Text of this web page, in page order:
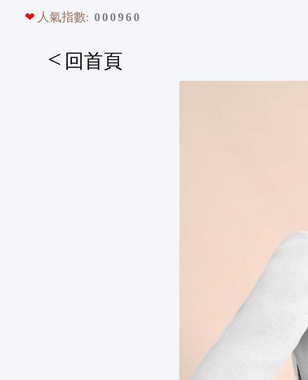
❤ 人氣指數: 000960
< 回首頁